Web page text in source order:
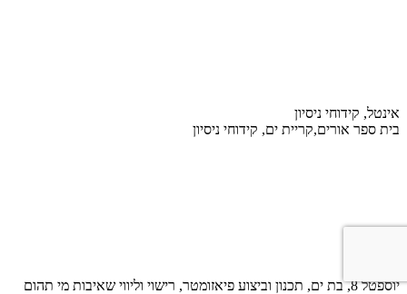
אינטל, קידוחי ניסיון
בית ספר אורים,קריית ים, קידוחי ניסיון
יוספטל 8, בת ים, תכנון וביצוע פיאזומטר, רישוי וליווי שאיבות מי תהום